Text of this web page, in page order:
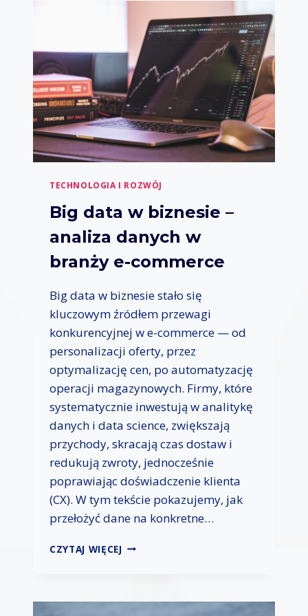
H
I
R
M
A
C
H
D
Y
W
H
R
–
R
E
R
T
A
J
O
L
I
N
W
S
E
K
O
R
Z
E
U
S
U
TECHNOLOGIA I ROZWÓJ
Big data w biznesie –
analiza danych w
branży e-commerce
Big data w biznesie stało się
kluczowym źródłem przewagi
konkurencyjnej w e-commerce — od
personalizacji oferty, przez
optymalizację cen, po automatyzację
operacji magazynowych. Firmy, które
systematycznie inwestują w analitykę
danych i data science, zwiększają
przychody, skracają czas dostaw i
redukują zwroty, jednocześnie
poprawiając doświadczenie klienta
(CX). W tym tekście pokazujemy, jak
przełożyć dane na konkretne…
CZYTAJ WIĘCEJ B
A